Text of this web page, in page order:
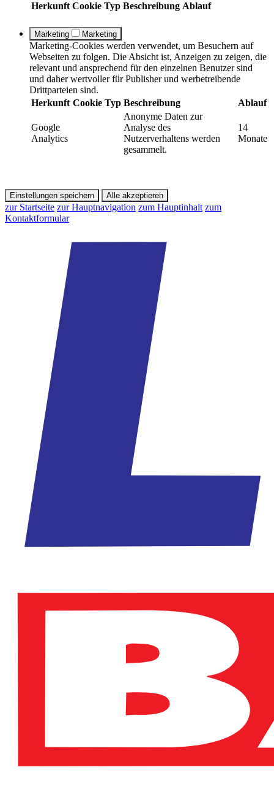
Herkunft Cookie Typ Beschreibung Ablauf
Marketing Marketing
Marketing-Cookies werden verwendet, um Besuchern auf
Webseiten zu folgen. Die Absicht ist, Anzeigen zu zeigen, die
relevant und ansprechend für den einzelnen Benutzer sind
und daher wertvoller für Publisher und werbetreibende
Drittparteien sind.
Herkunft Cookie Typ Beschreibung Ablauf
Google
Analytics
Anonyme Daten zur
Analyse des
Nutzerverhaltens werden
gesammelt.
14
Monate
Einstellungen speichern Alle akzeptieren
zur Startseite zur Hauptnavigation zum Hauptinhalt zum
Kontaktformular